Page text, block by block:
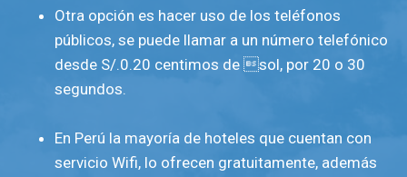
Otra opción es hacer uso de los teléfonos
públicos, se puede llamar a un número telefónico
desde S/.0.20 centimos de sol, por 20 o 30
segundos.
En Perú la mayoría de hoteles que cuentan con
servicio Wifi, lo ofrecen gratuitamente, además